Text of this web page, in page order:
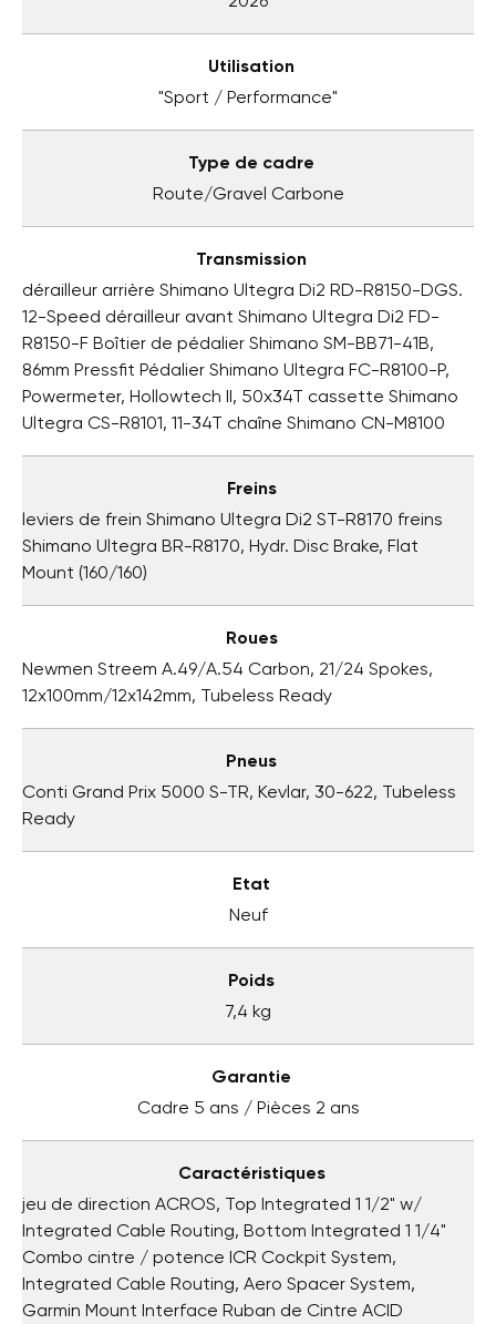
Utilisation
"Sport / Performance"
Type de cadre
Route/Gravel Carbone
Transmission
dérailleur arrière Shimano Ultegra Di2 RD-R8150-DGS.
12-Speed dérailleur avant Shimano Ultegra Di2 FD-
R8150-F Boîtier de pédalier Shimano SM-BB71-41B,
86mm Pressfit Pédalier Shimano Ultegra FC-R8100-P,
Powermeter, Hollowtech II, 50x34T cassette Shimano
Ultegra CS-R8101, 11-34T chaîne Shimano CN-M8100
Freins
leviers de frein Shimano Ultegra Di2 ST-R8170 freins
Shimano Ultegra BR-R8170, Hydr. Disc Brake, Flat
Mount (160/160)
Roues
Newmen Streem A.49/A.54 Carbon, 21/24 Spokes,
12x100mm/12x142mm, Tubeless Ready
Pneus
Conti Grand Prix 5000 S-TR, Kevlar, 30-622, Tubeless
Ready
Etat
Neuf
Poids
7,4 kg
Garantie
Cadre 5 ans / Pièces 2 ans
Caractéristiques
jeu de direction ACROS, Top Integrated 1 1/2" w/
Integrated Cable Routing, Bottom Integrated 1 1/4"
Combo cintre / potence ICR Cockpit System,
Integrated Cable Routing, Aero Spacer System,
Garmin Mount Interface Ruban de Cintre ACID